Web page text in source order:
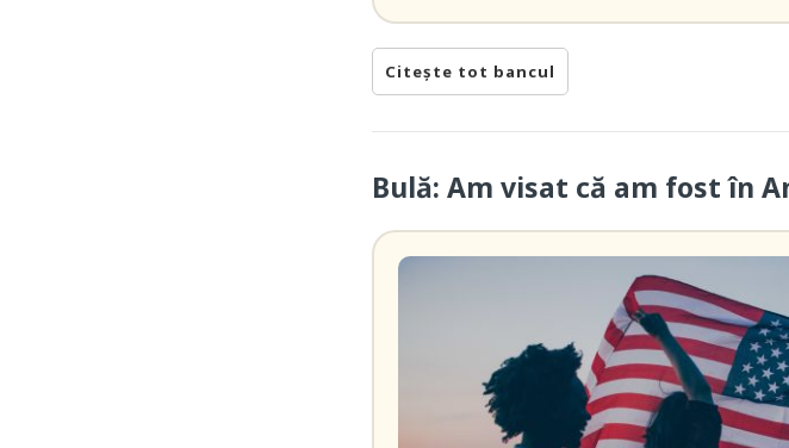
Citește tot bancul
Bulă: Am visat că am fost în